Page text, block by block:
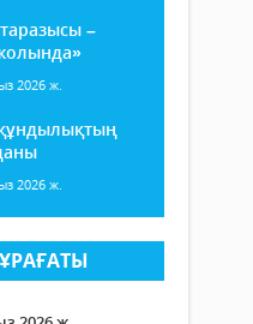
–
2026 ж.
2026 ж.